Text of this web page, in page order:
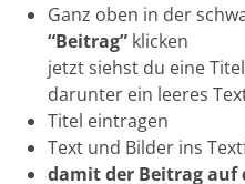
Ganz oben in der
“Beitrag” klicken
jetzt siehst du eine
darunter ein leeres
Titel eintragen
Text und Bilder ins
damit der Beitrag auf